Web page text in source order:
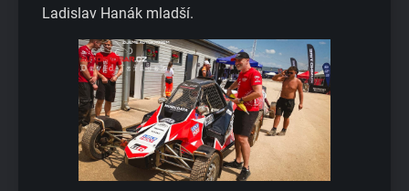
Ladislav Hanák mladší.